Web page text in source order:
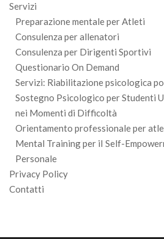
Servizi
Preparazione mentale per Atleti
Consulenza per allenatori
Consulenza per Dirigenti Sportivi
Questionario On Demand
Servizi: Riabilitazione psicologica
Sostegno Psicologico per Studenti
nei Momenti di Difficoltà
Orientamento professionale per
Mental Training per iI Self-
Personale
Privacy Policy
Contatti